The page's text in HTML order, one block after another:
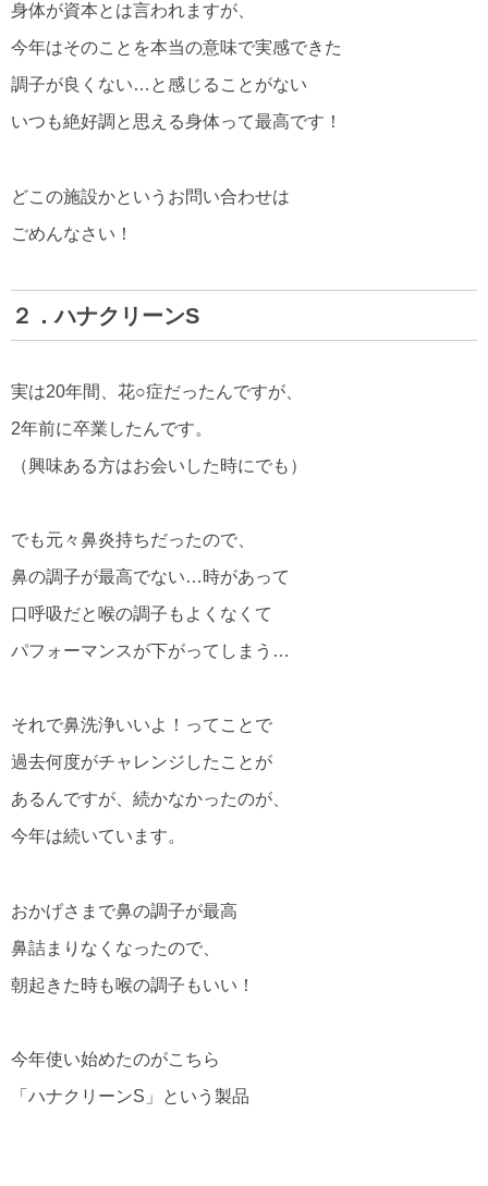
身体が資本とは言われますが、
今年はそのことを本当の意味で実感できた
調子が良くない…と感じることがない
いつも絶好調と思える身体って最高です！
どこの施設かというお問い合わせは
ごめんなさい！
２．ハナクリーンS
実は20年間、花○症だったんですが、
2年前に卒業したんです。
（興味ある方はお会いした時にでも）
でも元々鼻炎持ちだったので、
鼻の調子が最高でない…時があって
口呼吸だと喉の調子もよくなくて
パフォーマンスが下がってしまう…
それで鼻洗浄いいよ！ってことで
過去何度がチャレンジしたことが
あるんですが、続かなかったのが、
今年は続いています。
おかげさまで鼻の調子が最高
鼻詰まりなくなったので、
朝起きた時も喉の調子もいい！
今年使い始めたのがこちら
「ハナクリーンS」という製品